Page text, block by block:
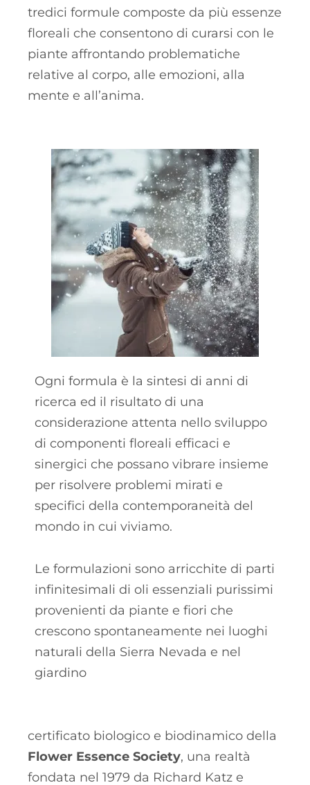
tredici formule composte da più essenze
floreali che consentono di curarsi con le
piante affrontando problematiche
relative al corpo, alle emozioni, alla
mente e all’anima.
Ogni formula è la sintesi di anni di
ricerca ed il risultato di una
considerazione attenta nello sviluppo
di componenti floreali efficaci e
sinergici che possano vibrare insieme
per risolvere problemi mirati e
specifici della contemporaneità del
mondo in cui viviamo.
Le formulazioni sono arricchite di parti
infinitesimali di oli essenziali purissimi
provenienti da piante e fiori che
crescono spontaneamente nei luoghi
naturali della Sierra Nevada e nel
giardino
certificato biologico e biodinamico della
Flower Essence Society, una realtà
fondata nel 1979 da Richard Katz e